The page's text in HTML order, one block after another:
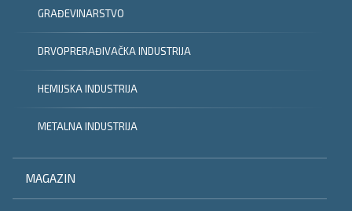
GRAĐEVINARSTVO
DRVOPRERAĐIVAČKA INDUSTRIJA
HEMIJSKA INDUSTRIJA
METALNA INDUSTRIJA
MAGAZIN